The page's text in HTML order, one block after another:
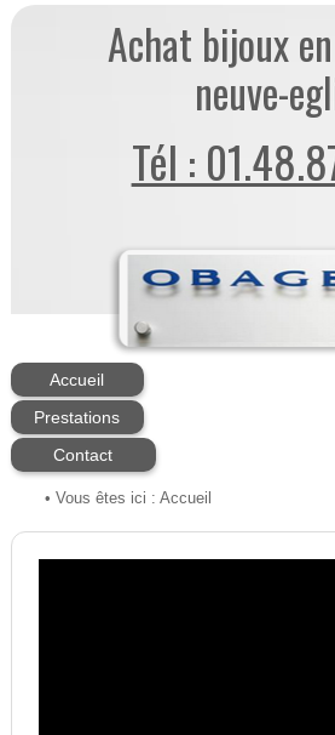
Achat bijoux
neuve-
Tél :
Accueil
Prestations
Contact
• Vous êtes ici : Accueil